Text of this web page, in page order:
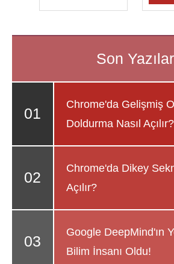
Chrome'da Gelişmiş
Doldurma Nasıl Açılır?
Chrome'da Dikey
Açılır?
Google DeepMind'ın
Bilim İnsanı Oldu!